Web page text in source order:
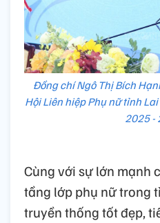
Đồng chí Ngô Thị Bích
Hội Liên hiệp Phụ nữ tỉnh
2025 -
Cùng với sự lớn mạnh
tầng lớp phụ nữ trong
truyền thống tốt đẹp,